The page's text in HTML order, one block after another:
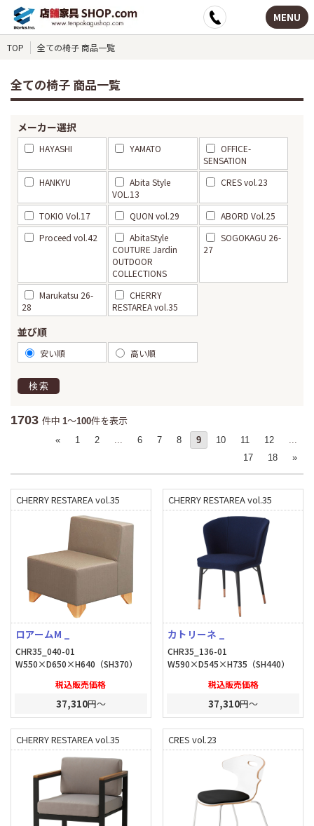
MENU
TOP 全ての椅子 商品一覧
全ての椅子 商品一覧
メーカー選択
HAYASHI YAMATO
OFFICE-
SENSATION
HANKYU
Abita Style
VOL.13
CRES vol.23
TOKIO Vol.17 QUON vol.29
ABORD Vol.25
Proceed vol.42
AbitaStyle
COUTURE Jardin
OUTDOOR
COLLECTIONS
SOGOKAGU 26-
27
Marukatsu 26-
28
CHERRY
RESTAREA vol.35
並び順
安い順 高い順
検索
1703 件中 1～100件を表示
« 1 2 ... 6 7 8 9 10 11 12
...
17
18 »
CHERRY RESTAREA vol.35
ロアームM _
CHR35_040-01
W550×D650×H640（SH370）
税込販売価格
37,310円～
CHERRY RESTAREA vol.35
カトリーネ _
CHR35_136-01
W590×D545×H735（SH440）
税込販売価格
37,310円～
CHERRY RESTAREA vol.35 CRES vol.23